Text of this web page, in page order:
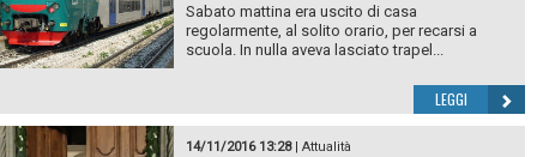
Sabato mattina era uscito di casa
regolarmente, al solito orario, per recarsi a
scuola. In nulla aveva lasciato trapel...
LEGGI
14/11/2016 13:28| Attualità